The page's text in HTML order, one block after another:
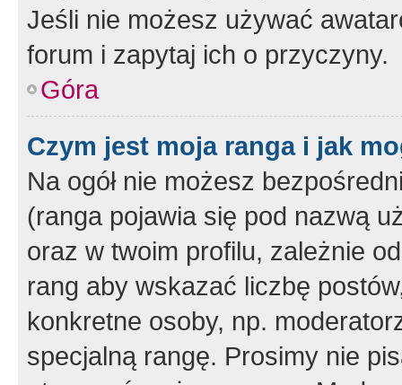
Jeśli nie możesz używać
forum i zapytaj ich o przyczyny.
Góra
Czym jest moja ranga i jak
Na ogół nie możesz
(ranga pojawia się pod nazwą
oraz w twoim profilu, zależnie
rang aby wskazać liczbę
konkretne osoby, np.
specjalną rangę. Prosimy nie